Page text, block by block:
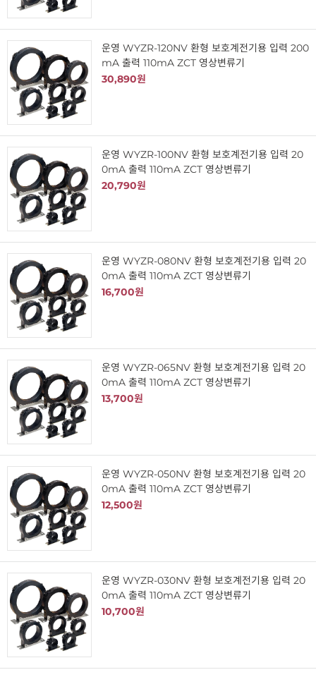
운영 WYZR-120NV 환형 보호계전기용 입력 200
mA 출력 110mA ZCT 영상변류기
30,890원
운영 WYZR-100NV 환형 보호계전기용 입력 20
0mA 출력 110mA ZCT 영상변류기
20,790원
운영 WYZR-080NV 환형 보호계전기용 입력 20
0mA 출력 110mA ZCT 영상변류기
16,700원
운영 WYZR-065NV 환형 보호계전기용 입력 20
0mA 출력 110mA ZCT 영상변류기
13,700원
운영 WYZR-050NV 환형 보호계전기용 입력 20
0mA 출력 110mA ZCT 영상변류기
12,500원
운영 WYZR-030NV 환형 보호계전기용 입력 20
0mA 출력 110mA ZCT 영상변류기
10,700원